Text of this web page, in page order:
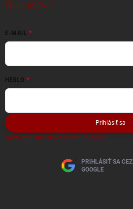
PRIHLÁSENIE
E-MAIL
HESLO
Prihlásiť sa
Nová registráciaZabudnuté heslo
PRIHLÁSIŤ SA CEZ
GOOGLE